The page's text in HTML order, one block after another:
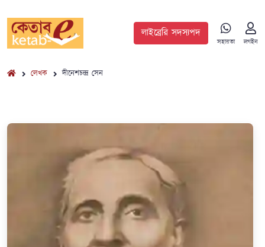
লাইব্রেরি সদস্যপদ
সহায়তা লগইন
লেখক দীনেশচন্দ্র সেন